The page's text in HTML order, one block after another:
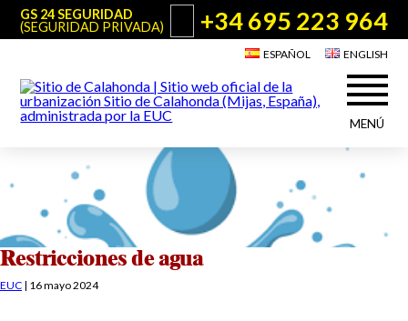
GS 24 SEGURIDAD
(SEGURIDAD PRIVADA)
+34 695 223 964
ESPAÑOL ENGLISH
MENÚ
Acerca de Sitio de Calahonda
Quiénes somos
Junta Directiva
Servicios de la EUC
Actas e Informes Anuales
Actuaciones
Utilidades para Residentes y Visitantes
©2026 E.U.C.
Sitio de Calahonda, Calle Monte Paraíso, 6, 29649 Mijas Costa.
Todos los derechos reservados. Diseño y desarrollo:
Restricciones de agua
EUC | 16 mayo 2024